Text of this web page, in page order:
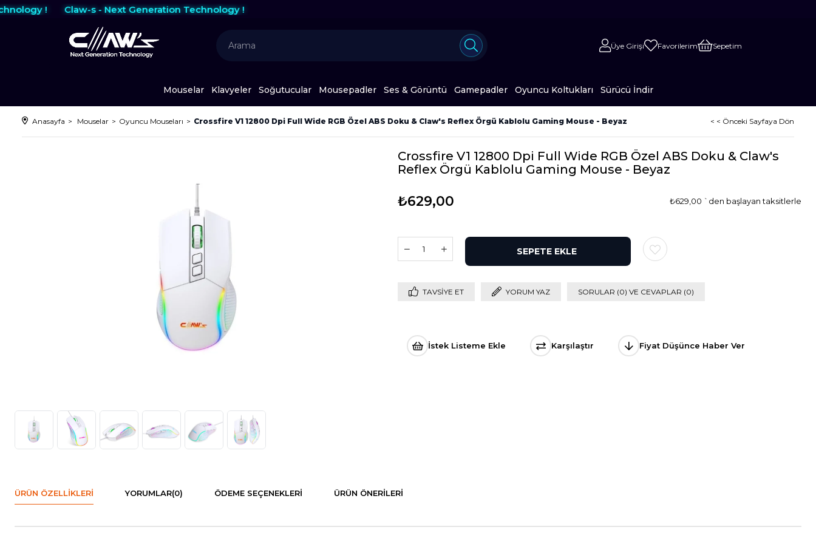
! Claw-s - Next Generation Technology !
Üye Girişi Favorilerim Sepetim
Mouselar Klavyeler Soğutucular Mousepadler Ses & Görüntü Gamepadler Oyuncu Koltukları Sürücü İndir
Anasayfa Mouselar Oyuncu Mouseları Crossfire V1 12800 Dpi Full Wide RGB Özel ABS Doku & Claw's Reflex Örgü Kablolu Gaming Mouse - Beyaz < < Önceki Sayfaya Dön
Crossfire V1 12800 Dpi Full Wide RGB Özel ABS Doku & Claw's
Reflex Örgü Kablolu Gaming Mouse - Beyaz
₺629,00 ₺629,00 `den başlayan taksitlerle
TAVSIYE ET YORUM YAZ SORULAR (0) VE CEVAPLAR (0)
İstek Listeme Ekle Karşılaştır Fiyat Düşünce Haber Ver
ÜRÜN ÖZELLIKLERI YORUMLAR(0) ÖDEME SEÇENEKLERI ÜRÜN ÖNERILERI